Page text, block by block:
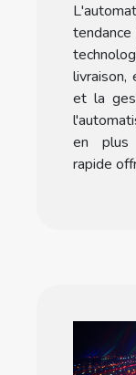
livraison,
et la
en plus
rapide